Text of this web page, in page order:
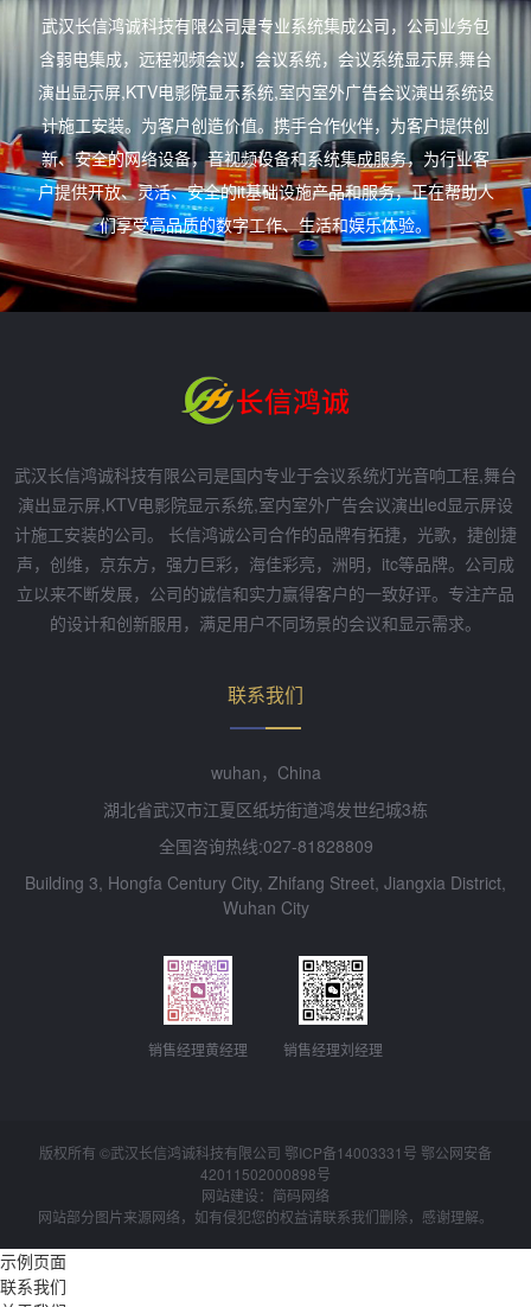
武汉长信鸿诚科技有限公司是专业系统集成公司，公司业务包
含弱电集成，远程视频会议，会议系统，会议系统显示屏,舞台
演出显示屏,KTV电影院显示系统,室内室外广告会议演出系统设
计施工安装。为客户创造价值。携手合作伙伴，为客户提供创
新、安全的网络设备，音视频设备和系统集成服务，为行业客
户提供开放、灵活、安全的it基础设施产品和服务，正在帮助人
们享受高品质的数字工作、生活和娱乐体验。
武汉长信鸿诚科技有限公司是国内专业于会议系统灯光音响工程,舞台
演出显示屏,KTV电影院显示系统,室内室外广告会议演出led显示屏设
计施工安装的公司。 长信鸿诚公司合作的品牌有拓捷，光歌，捷创捷
声，创维，京东方，强力巨彩，海佳彩亮，洲明，itc等品牌。公司成
立以来不断发展，公司的诚信和实力赢得客户的一致好评。专注产品
的设计和创新服用，满足用户不同场景的会议和显示需求。
联系我们
wuhan，China
湖北省武汉市江夏区纸坊街道鸿发世纪城3栋
全国咨询热线:027-81828809
Building 3, Hongfa Century City, Zhifang Street, Jiangxia District,
Wuhan City
销售经理黄经理 销售经理刘经理
版权所有 ©武汉长信鸿诚科技有限公司 鄂ICP备14003331号 鄂公网安备
42011502000898号
网站建设：简码网络
网站部分图片来源网络，如有侵犯您的权益请联系我们删除，感谢理解。
示例页面
联系我们